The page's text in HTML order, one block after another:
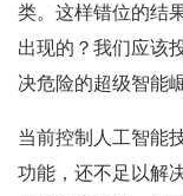
类。这样错位的结
出现的？我们应该
决危险的超级智能
当前控制人工智能
功能，还不足以解